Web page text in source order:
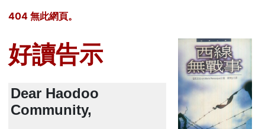
404 無此網頁。
好讀告示
Dear Haodoo
Community,